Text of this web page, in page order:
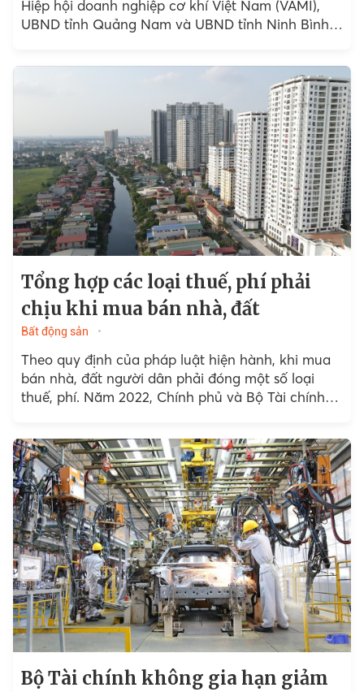
Hiệp hội doanh nghiệp cơ khí Việt Nam (VAMI),
UBND tỉnh Quảng Nam và UBND tỉnh Ninh Bình
Tổng hợp các loại thuế, phí phải
chịu khi mua bán nhà, đất
Bất động sản
Theo quy định của pháp luật hiện hành, khi mua
bán nhà, đất người dân phải đóng một số loại
thuế, phí. Năm 2022, Chính phủ và Bộ Tài chính
Bộ Tài chính không gia hạn giảm